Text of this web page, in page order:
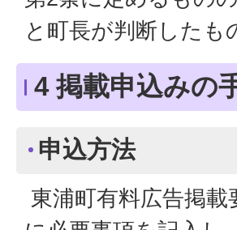
と町長が判断したも
4 掲載申込みの
申込方法
東浦町有料広告掲